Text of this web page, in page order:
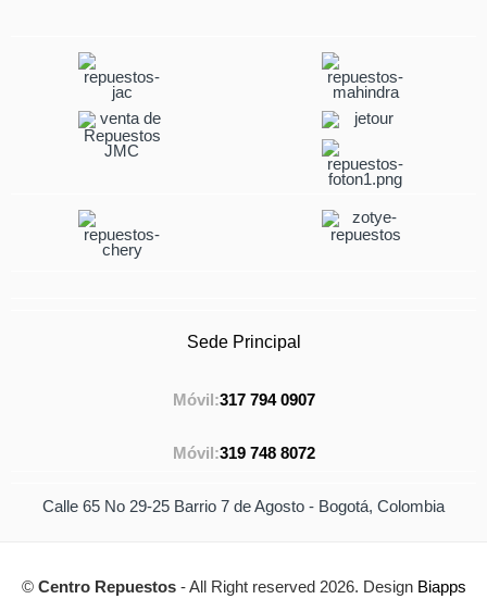
Sede Principal
Móvil:317 794 0907
Móvil:319 748 8072
Calle 65 No 29-25 Barrio 7 de Agosto - Bogotá, Colombia
© Centro Repuestos- All Right reserved 2026. Design Biapps